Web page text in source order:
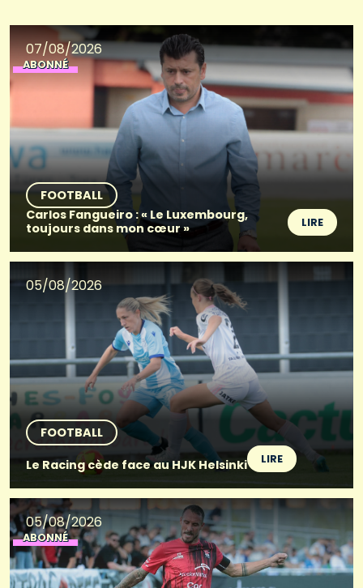
07/08/2026
ABONNÉ
FOOTBALL
Carlos Fangueiro : « Le Luxembourg,
toujours dans mon cœur »
LIRE
05/08/2026
FOOTBALL
Le Racing cède face au HJK Helsinki
LIRE
05/08/2026
ABONNÉ